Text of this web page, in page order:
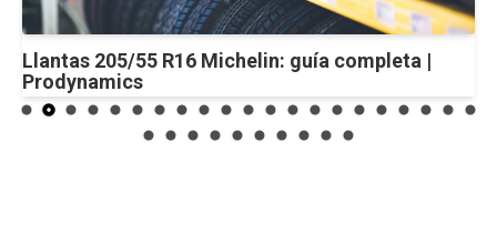
Llantas 205/55 R16 Michelin: guía completa |
Prodynamics